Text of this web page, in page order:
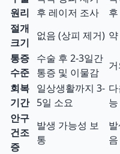
원리
후 레이저 조사
절개
크기
없음 (상피 제거)
통증
수준
수술 후 2-3일간
통증 및 이물감
회복
기간
일상생활까지 3-
5일 소요
능
안구
건조
증
발생 가능성 보
통
음